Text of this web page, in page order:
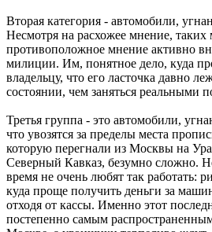
Вторая категория - автомобили,
Несмотря на расхожее мнение,
противоположное мнение активно
милиции. Им, понятное дело, куда
владельцу, что его ласточка давно
состоянии, чем заняться реальными
Третья группа - это автомобили,
что увозятся за пределы места
которую перегнали из Москвы на
Северный Кавказ, безумно сложно.
время не очень любят так работать:
куда проще получить деньги за
отходя от кассы. Именно этот
постепенно самым